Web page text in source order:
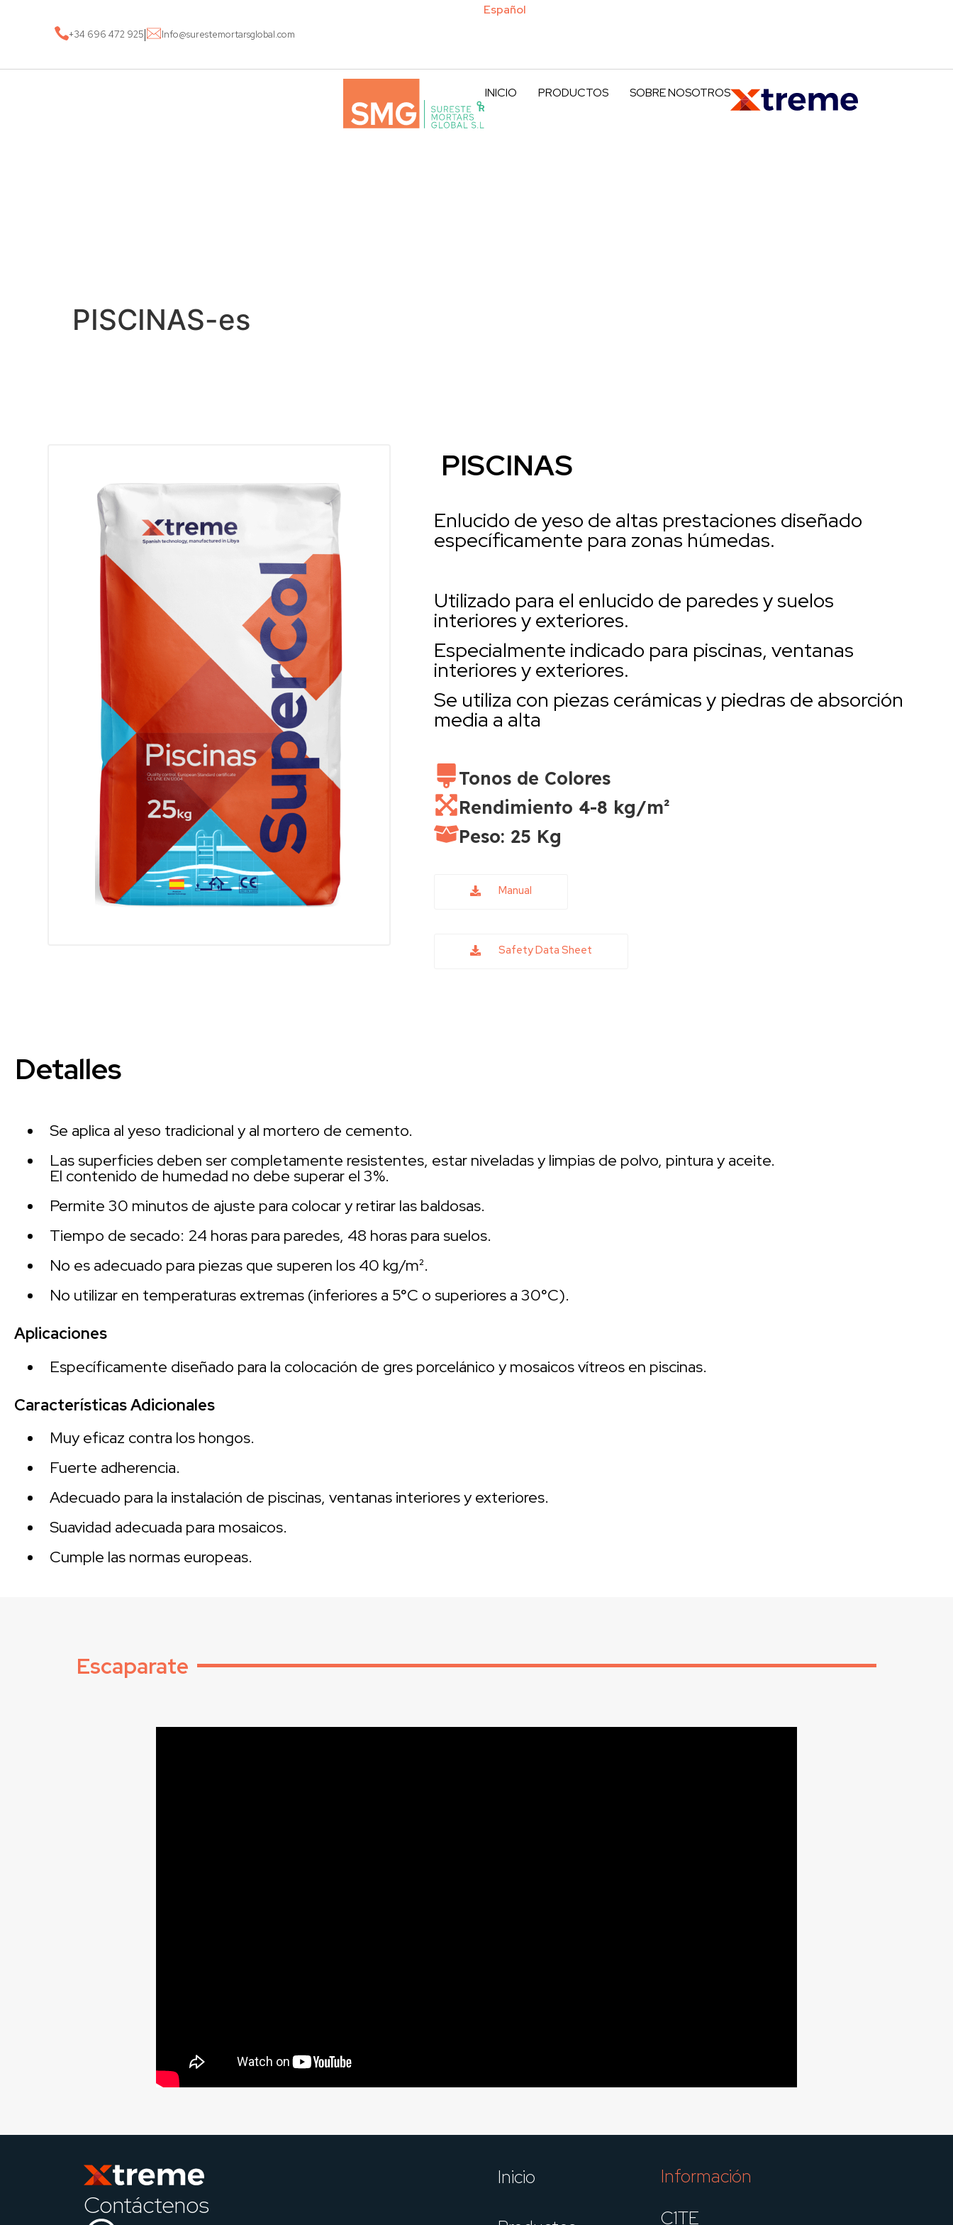
+34 696 472 925 Info@surestemortarsglobal.com
Español
English
INICIO PRODUCTOS SOBRE NOSOTROS
PISCINAS-es
PISCINAS
Enlucido de yeso de altas prestaciones diseñado
específicamente para zonas húmedas.
Utilizado para el enlucido de paredes y suelos
interiores y exteriores.
Especialmente indicado para piscinas, ventanas
interiores y exteriores.
Se utiliza con piezas cerámicas y piedras de absorción
media a alta
Tonos de Colores
Rendimiento 4-8 kg/m²
Peso: 25 Kg
Manual
Safety Data Sheet
Detalles
Se aplica al yeso tradicional y al mortero de cemento.
Las superficies deben ser completamente resistentes, estar niveladas y limpias de polvo, pintura y aceite.
El contenido de humedad no debe superar el 3%.
Permite 30 minutos de ajuste para colocar y retirar las baldosas.
Tiempo de secado: 24 horas para paredes, 48 horas para suelos.
No es adecuado para piezas que superen los 40 kg/m².
No utilizar en temperaturas extremas (inferiores a 5°C o superiores a 30°C).
Aplicaciones
Específicamente diseñado para la colocación de gres porcelánico y mosaicos vítreos en piscinas.
Características Adicionales
Muy eficaz contra los hongos.
Fuerte adherencia.
Adecuado para la instalación de piscinas, ventanas interiores y exteriores.
Suavidad adecuada para mosaicos.
Cumple las normas europeas.
Escaparate
Contáctenos
Inicio
Información
C1TE